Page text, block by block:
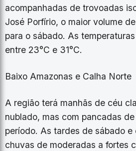
acompanhadas de trovoadas
José Porfírio, o maior volume
para o sábado. As
entre 23°C e 31°C.
Baixo Amazonas e Calha Norte
A região terá manhãs de céu
nublado, mas com pancadas
período. As tardes de sábado e
chuvas de moderadas a fortes